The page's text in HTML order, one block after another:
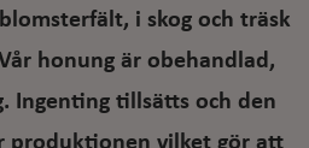
i skog och träsk
honung är obehandlad,
Ingenting tillsätts och den